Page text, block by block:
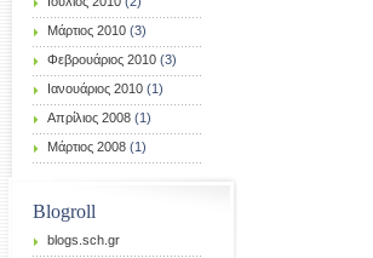
Μάρτιος 2010 (3)
Φεβρουάριος 2010 (3)
Ιανουάριος 2010 (1)
Απρίλιος 2008 (1)
Μάρτιος 2008 (1)
Blogroll
blogs.sch.gr